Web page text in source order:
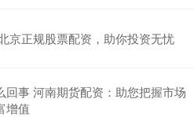
京正规股票配资，助你投资无忧
回事 河南期货配资：助您把握市场
增值